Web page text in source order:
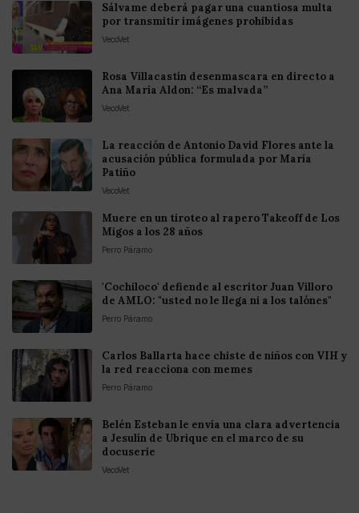
Sálvame deberá pagar una cuantiosa multa
por transmitir imágenes prohibidas
VecoVet
Rosa Villacastín desenmascara en directo a
Ana María Aldon: “Es malvada”
VecoVet
La reacción de Antonio David Flores ante la
acusación pública formulada por María
Patiño
VecoVet
Muere en un tiroteo al rapero Takeoff de Los
Migos a los 28 años
Perro Páramo
'Cochiloco' defiende al escritor Juan Villoro
de AMLO: "usted no le llega ni a los talónes"
Perro Páramo
Carlos Ballarta hace chiste de niños con VIH y
la red reacciona con memes
Perro Páramo
Belén Esteban le envía una clara advertencia
a Jesulín de Ubrique en el marco de su
docuserie
VecoVet